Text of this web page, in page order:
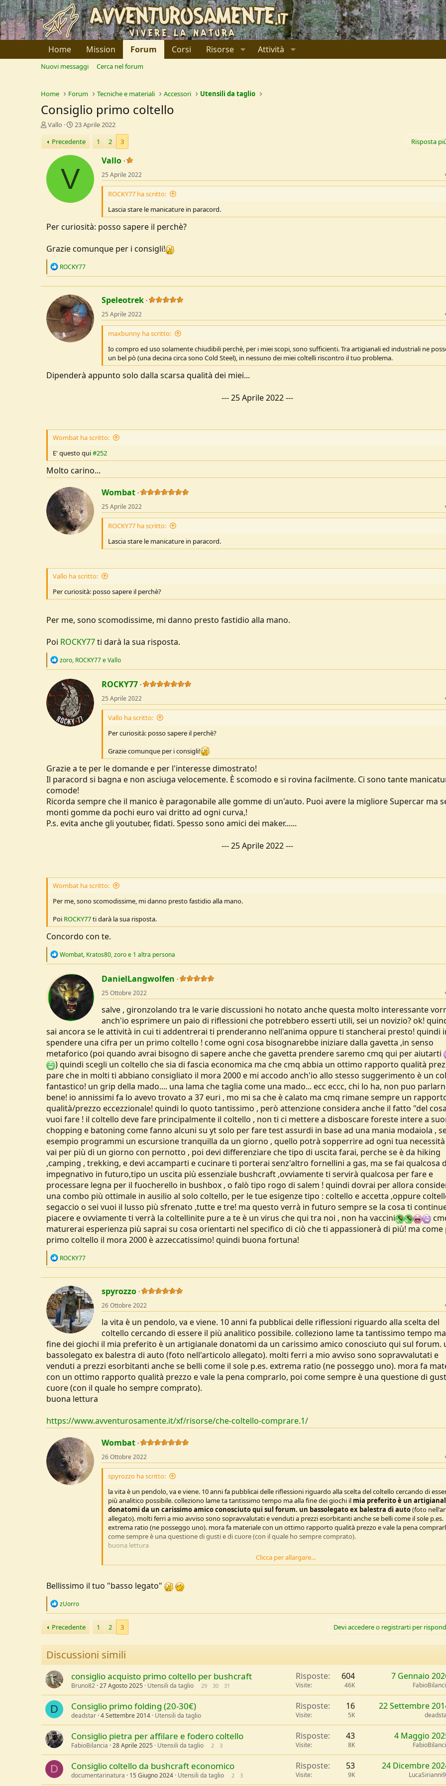
Home Mission Forum Corsi Risorse Attività
Nuovi messaggi Cerca nel forum
Home Forum Tecniche e materiali Accessori Utensili da taglio
Consiglio primo coltello
C
e
a
o
e
D
c
u
s
o
n
e
Vallo
D
t
a
I
z
o
23 Aprile 2022
Precedente
1 2 3 Risposta
V
Vallo
25 Aprile 2022
ROCKY77 ha scritto:
Lascia stare le manicature in paracord.
Per curiosità: posso sapere il perchè?
Grazie comunque per i consigli!
R
t
i
o
n
:
ROCKY77
Speleotrek
25 Aprile 2022
maxbunny ha scritto:
Io compro ed uso solamente chiudibili perchè, per i miei scopi, sono sufficienti. Tra artigianali ed industriali ne
un bel pò (una decina circa sono Cold Steel), in nessuno dei miei coltelli riscontro il tuo problema.
Dipenderà appunto solo dalla scarsa qualità dei miei...
---25 Aprile 2022---
Wombat ha scritto:
E' questo qui#252
Molto carino...
Wombat
25 Aprile 2022
ROCKY77 ha scritto:
Lascia stare le manicature in paracord.
Vallo ha scritto:
Per curiosità: posso sapere il perchè?
Per me, sono scomodissime, mi danno presto fastidio alla mano.
Poi ROCKY77ti darà la sua risposta.
R
c
t
i
o
n
s
zoro, ROCKY77eVallo
ROCKY77
25 Aprile 2022
Vallo ha scritto:
Per curiosità: posso sapere il perchè?
Grazie comunque per i consigli!
Grazie a te per le domande e per l'interesse dimostrato!
Il paracord si bagna e non asciuga velocemente. È scomodo e si rovina facilmente. Ci sono tante
comode!
Ricorda sempre che il manico è paragonabile alle gomme di un'auto. Puoi avere la migliore Supercar ma
monti gomme da pochi euro vai dritto ad ogni curva,!
P.s. evita anche gli youtuber, fidati. Spesso sono amici dei maker......
---25 Aprile 2022---
Wombat ha scritto:
Per me, sono scomodissime, mi danno presto fastidio alla mano.
Poi ROCKY77ti darà la sua risposta.
Concordo con te.
R
c
t
i
o
s
Wombat, Kratos80,zoroe 1 altra persona
DanielLangwolfen
25 Ottobre 2022
salve , gironzolando tra le varie discussioni ho notato anche questa molto interessante
anch'io esprimere un paio di riflessioni che potrebbero esserti utili, sei un novizio? ok!
sai ancora se le attività in cui ti addentrerai ti prenderanno nell'anima oppure ti stancherai presto! quindi
spendere una cifra per un primo coltello ! come ogni cosa bisognarebbe iniziare dalla gavetta ,in senso
metaforico (poi quando avrai bisogno di sapere anche che gavetta prendere saremo cmq qui per aiutarti
) quindi scegli un coltello che sia di fascia economica ma che cmq abbia un ottimo rapporto qualità
pare che in molti ti abbiano consigliato il mora 2000 e mi accodo anch'io allo stesso suggerimento è un
fantastico! un grip della mado.... una lama che taglia come una mado... ecc eccc, chi lo ha, non puo
bene! io annissimi fa lo avevo trovato a 37 euri , mo mi sa che è calato ma cmq rimane sempre un
qualità/prezzo eccezzionale! quindi lo quoto tantissimo , però attenzione considera anche il fatto "del
vuoi fare ! il coltello deve fare principalmente il coltello , non ti ci mettere a disboscare foreste intere a
chopping e batoning come fanno alcuni su yt solo per fare test assurdi in base ad una mania modaiola ,
esempio programmi un escursione tranquilla da un giorno , quello potrà sopperrire ad ogni tua necessità
vai per più di un giorno con pernotto , poi devi differenziare che tipo di uscita farai, perche se è da hiking
,camping , trekking, e devi accamparti e cucinare ti porterai senz'altro fornellini a gas, ma se fai qualcosa
impegnativo in futuro,tipo un uscita più essenziale bushcraft ,ovviamente ti servirà qualcosa per fare e
processare legna per il fuocherello in bushbox , o falò tipo rogo di salem ! quindi dovrai per allora
una combo più ottimale in ausilio al solo coltello, per le tue esigenze tipo : coltello e accetta ,oppure
segaccio o sei vuoi il lusso più sfrenato ,tutte e tre! ma questo verrà in futuro sempre se la cosa ti
piacere e ovviamente ti verrà la coltellinite pure a te è un virus che qui tra noi , non ha vaccini
maturerai esperienza più saprai su cosa orientarti nel specifico di ciò che ti appassionerà di più! ma
primo coltello il mora 2000 è azzeccatissimo! quindi buona fortuna!
R
t
i
o
n
s
:
ROCKY77
spyrozzo
26 Ottobre 2022
la vita è un pendolo, va e viene. 10 anni fa pubblicai delle riflessioni riguardo alla scelta del
coltello cercando di essere il più analitico possibile. colleziono lame ta tantissimo tempo
fine dei giochi il mia preferito è un artigianale donatomi da un carissimo amico conosciuto qui sul forum.
bassolegato ex balestra di auto (foto nell'articolo allegato). molti ferri a mio avviso sono sopravvalutati e
venduti a prezzi esorbitanti anche se belli come il sole p.es. extrema ratio (ne posseggo uno). mora fa
con un ottimo rapporto qualità prezzo e vale la pena comprarlo, poi come sempre è una questione di
cuore (con il quale ho sempre comprato).
buona lettura
https://www.avventurosamente.it/xf/risorse/che-coltello-comprare.1/
Wombat
26 Ottobre 2022
spyrozzo ha scritto:
la vita è un pendolo, va e viene. 10 anni fa pubblicai delle riflessioni riguardo alla scelta del coltello cercando di
più analitico possibile. colleziono lame ta tantissimo tempo ma alla fine dei giochi il mia preferito è un
donatomi da un carissimo amico conosciuto qui sul forum. un bassolegato ex balestra di auto(foto
allegato). molti ferri a mio avviso sono sopravvalutati e venduti a prezzi esorbitanti anche se belli come il sole p.es.
extrema ratio (ne posseggo uno). mora fa materiale con un ottimo rapporto qualità prezzo e vale la pena
come sempre è una questione di gusti e di cuore (con il quale ho sempre comprato).
buona lettura
https://www.avventurosamente.it/xf/risorse/che-coltello-comprare.1/
Clicca per allargare...
Bellissimo il tuo "basso legato"
R
c
t
n
s
:
zUorro
Precedente 1 2 3 Devi accedere o registrarti per
Discussioni simili
consiglio acquisto primo coltello per bushcraft
Bruno82 27 Agosto 2025 Utensili da taglio 29 30 31
Risposte 604
Visite 46K
7 Gennaio
D Consiglio primo folding (20-30€)
deadstar 4 Settembre 2014 Utensili da taglio
Risposte 16
Visite 5K
22 Settembre
Consiglio pietra per affilare e fodero coltello
FabioBilancia 28 Aprile 2025 Utensili da taglio 2 3
Risposte 43
Visite 8K
4 Maggio
D Consiglio coltello da bushcraft economico
documentarinatura 15 Giugno 2024 Utensili da taglio 2 3
Risposte 53
Visite 9K
24 Dicembre